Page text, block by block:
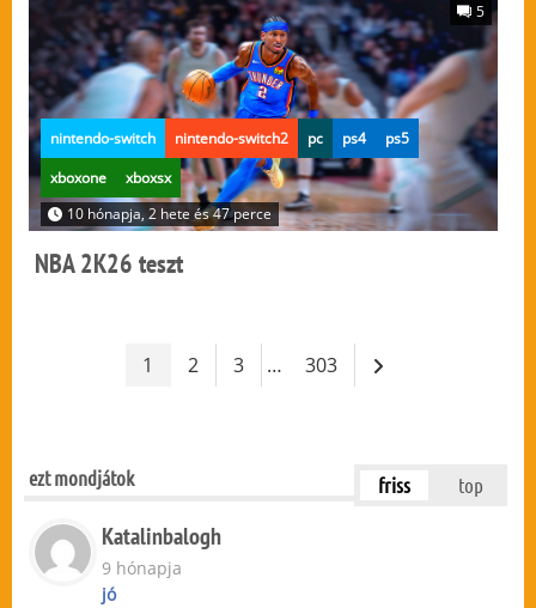
5
nintendo-switch nintendo-switch2 pc ps4
ps5
xboxone
xboxsx
10 hónapja, 2 hete és 47 perce
NBA 2K26 teszt
1 2 3 … 303
ezt mondjátok friss top
Katalinbalogh
9 hónapja
jó